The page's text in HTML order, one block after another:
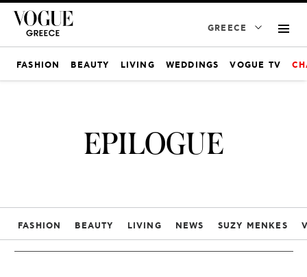
GREECE
FASHION BEAUTY LIVING WEDDINGS VOGUE TV
EPILOGUE
FASHION BEAUTY LIVING NEWS SUZY MENKES